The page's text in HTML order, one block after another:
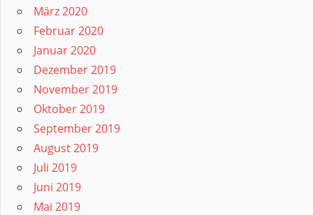
März 2020
Februar 2020
Januar 2020
Dezember 2019
November 2019
Oktober 2019
September 2019
August 2019
Juli 2019
Juni 2019
Mai 2019